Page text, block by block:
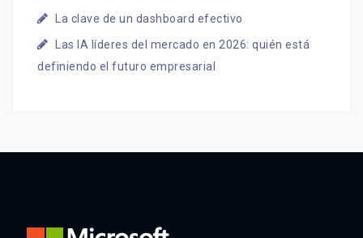
La clave de un dashboard efectivo
Las IA líderes del mercado en 2026: quién está
definiendo el futuro empresarial